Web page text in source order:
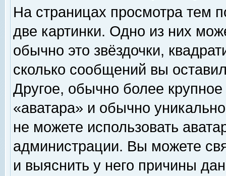
На страницах просмотра тем
две картинки. Одно из них
обычно это звёздочки,
сколько сообщений вы
Другое, обычно более
«аватара» и обычно
не можете использовать
администрации. Вы можете
и выяснить у него причины